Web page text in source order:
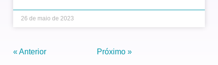
26 de maio de 2023
« Anterior Próximo »